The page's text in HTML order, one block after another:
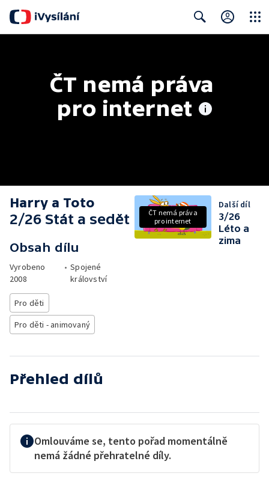
ČT nemá práva
pro internet
Harry a Toto
2/26 Stát a sedět
Obsah dílu
Vyrobeno
2008
• Spojené
království
Pro děti
Pro děti - animovaný
ČT nemá práva
pro internet
Další díl
3/26
Léto a
zima
Přehled dílů
Omlouváme se, tento pořad momentálně
nemá žádné přehratelné díly.